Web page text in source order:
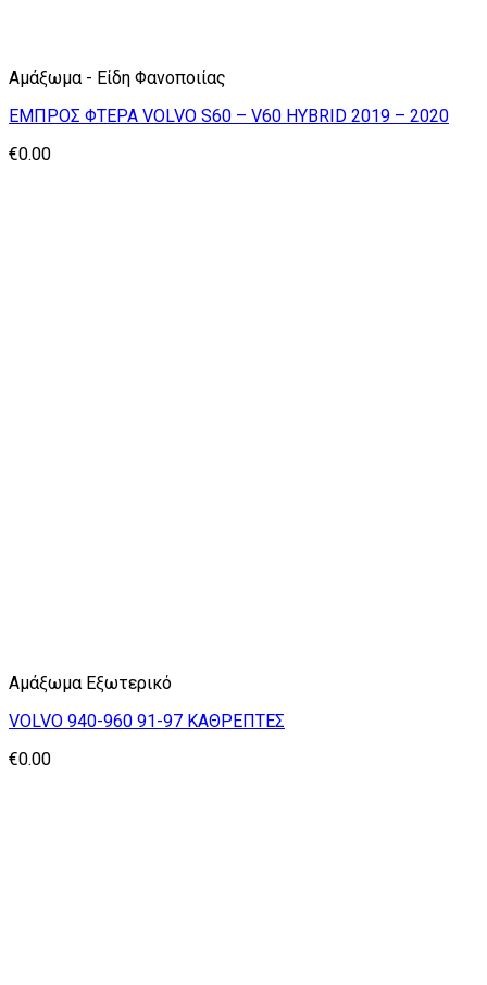
Αμάξωμα - Είδη Φανοποιίας
ΕΜΠΡΟΣ ΦΤΕΡΑ VOLVO S60 – V60 HYBRID 2019 – 2020
€0.00
Αμάξωμα Εξωτερικό
VOLVO 940-960 91-97 ΚΑΘΡΕΠΤΕΣ
€0.00